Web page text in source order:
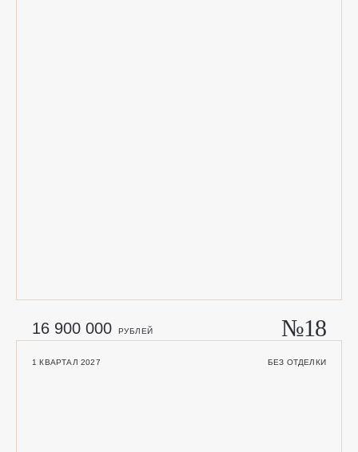
16 900 000 РУБЛЕЙ №18
1 КВАРТАЛ 2027 БЕЗ ОТДЕЛКИ